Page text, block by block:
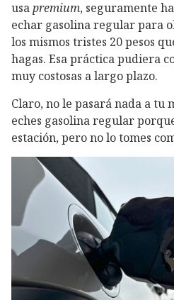
usapremium, seguramente
echar gasolina regular para
los mismos tristes 20 pesos
hagas. Esa práctica pudiera
muy costosas a largo plazo.
Claro, no le pasará nada a tu
eches gasolina regular
estación, pero no lo tomes